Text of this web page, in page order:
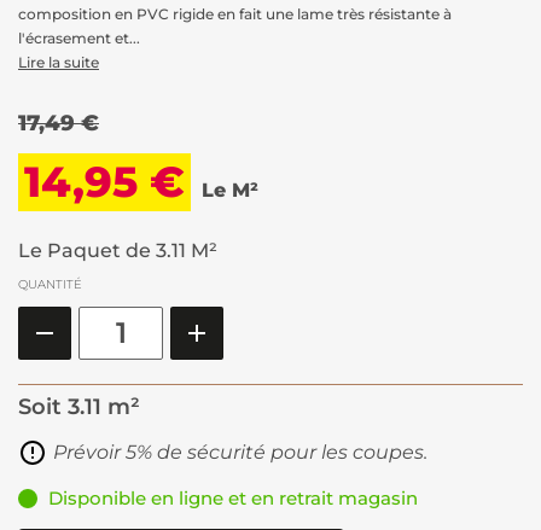
composition en PVC rigide en fait une lame très résistante à
l'écrasement et...
Lire la suite
17,49 €
14,95 € Le M²
Le Paquet de 3.11 M²
QUANTITÉ
Soit 3.11 m²
Prévoir 5% de sécurité pour les coupes.
Disponible en ligne et en retrait magasin